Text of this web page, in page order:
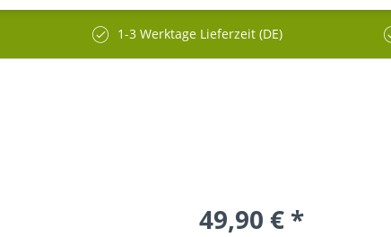
1-3 Werktage Lieferzeit (DE)
49,90 € *